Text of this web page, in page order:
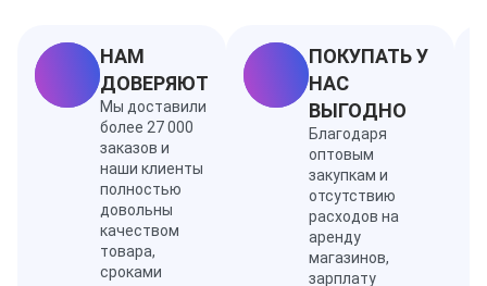
роза
НАМ
ДОВЕРЯЮТ
Мы доставили
более 27 000
заказов и
наши клиенты
полностью
довольны
качеством
товара,
сроками
ПОКУПАТЬ У
НАС
ВЫГОДНО
Благодаря
оптовым
закупкам и
отсутствию
расходов на
аренду
магазинов,
зарплату